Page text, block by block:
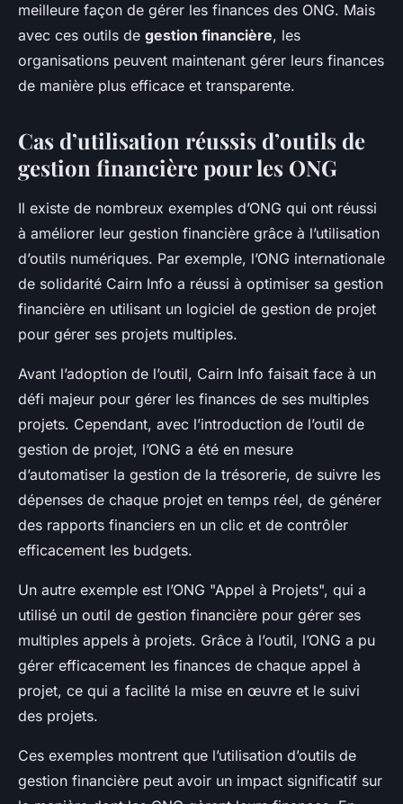
meilleure façon de gérer les finances des ONG. Mais
avec ces outils de gestion financière, les
organisations peuvent maintenant gérer leurs finances
de manière plus efficace et transparente.
Cas d’utilisation réussis d’outils de
gestion financière pour les ONG
Il existe de nombreux exemples d’ONG qui ont réussi
à améliorer leur gestion financière grâce à l’utilisation
d’outils numériques. Par exemple, l’ONG internationale
de solidarité Cairn Info a réussi à optimiser sa gestion
financière en utilisant un logiciel de gestion de projet
pour gérer ses projets multiples.
Avant l’adoption de l’outil, Cairn Info faisait face à un
défi majeur pour gérer les finances de ses multiples
projets. Cependant, avec l’introduction de l’outil de
gestion de projet, l’ONG a été en mesure
d’automatiser la gestion de la trésorerie, de suivre les
dépenses de chaque projet en temps réel, de générer
des rapports financiers en un clic et de contrôler
efficacement les budgets.
Un autre exemple est l’ONG "Appel à Projets", qui a
utilisé un outil de gestion financière pour gérer ses
multiples appels à projets. Grâce à l’outil, l’ONG a pu
gérer efficacement les finances de chaque appel à
projet, ce qui a facilité la mise en œuvre et le suivi
des projets.
Ces exemples montrent que l’utilisation d’outils de
gestion financière peut avoir un impact significatif sur